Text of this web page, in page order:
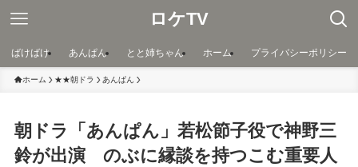
ロケTV
ばけばけ あんぱん とと姉ちゃん ホーム プライバシーポリシー
ホーム ★★朝ドラ あんぱん
朝ドラ「あんぱん」若松節子役で神野三
鈴が出演 のぶに縁談を持つこむ重要人